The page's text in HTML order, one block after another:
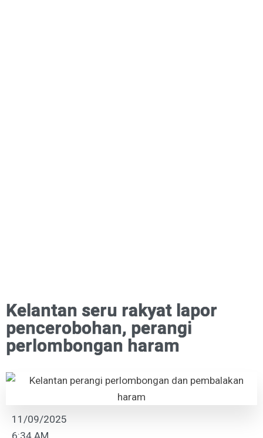
Kelantan seru rakyat lapor
pencerobohan, perangi
perlombongan haram
11/09/2025
6:34 AM